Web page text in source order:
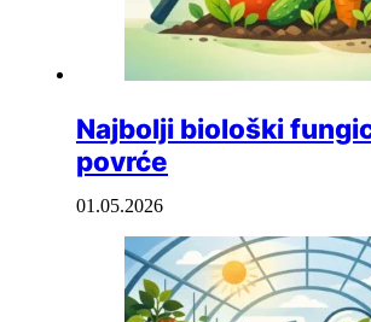
Najbolji biološki
povrće
01.05.2026